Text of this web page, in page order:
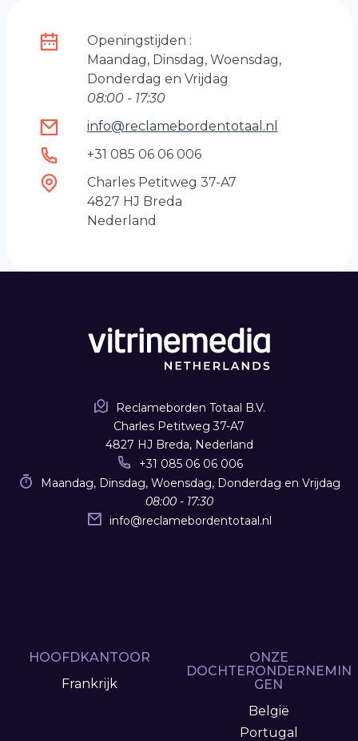
Openingstijden :
Maandag, Dinsdag, Woensdag,
Donderdag en Vrijdag
08:00 - 17:30
info@reclamebordentotaal.nl
+31 085 06 06 006
Charles Petitweg 37-A7
4827 HJ Breda
Nederland
Reclameborden Totaal B.V.
Charles Petitweg 37-A7
4827 HJ Breda, Nederland
+31 085 06 06 006
Maandag, Dinsdag, Woensdag, Donderdag en Vrijdag
08:00 - 17:30
info@reclamebordentotaal.nl
HOOFDKANTOOR
Frankrijk
ONZE
DOCHTERONDERNEMIN
GEN
België
Portugal